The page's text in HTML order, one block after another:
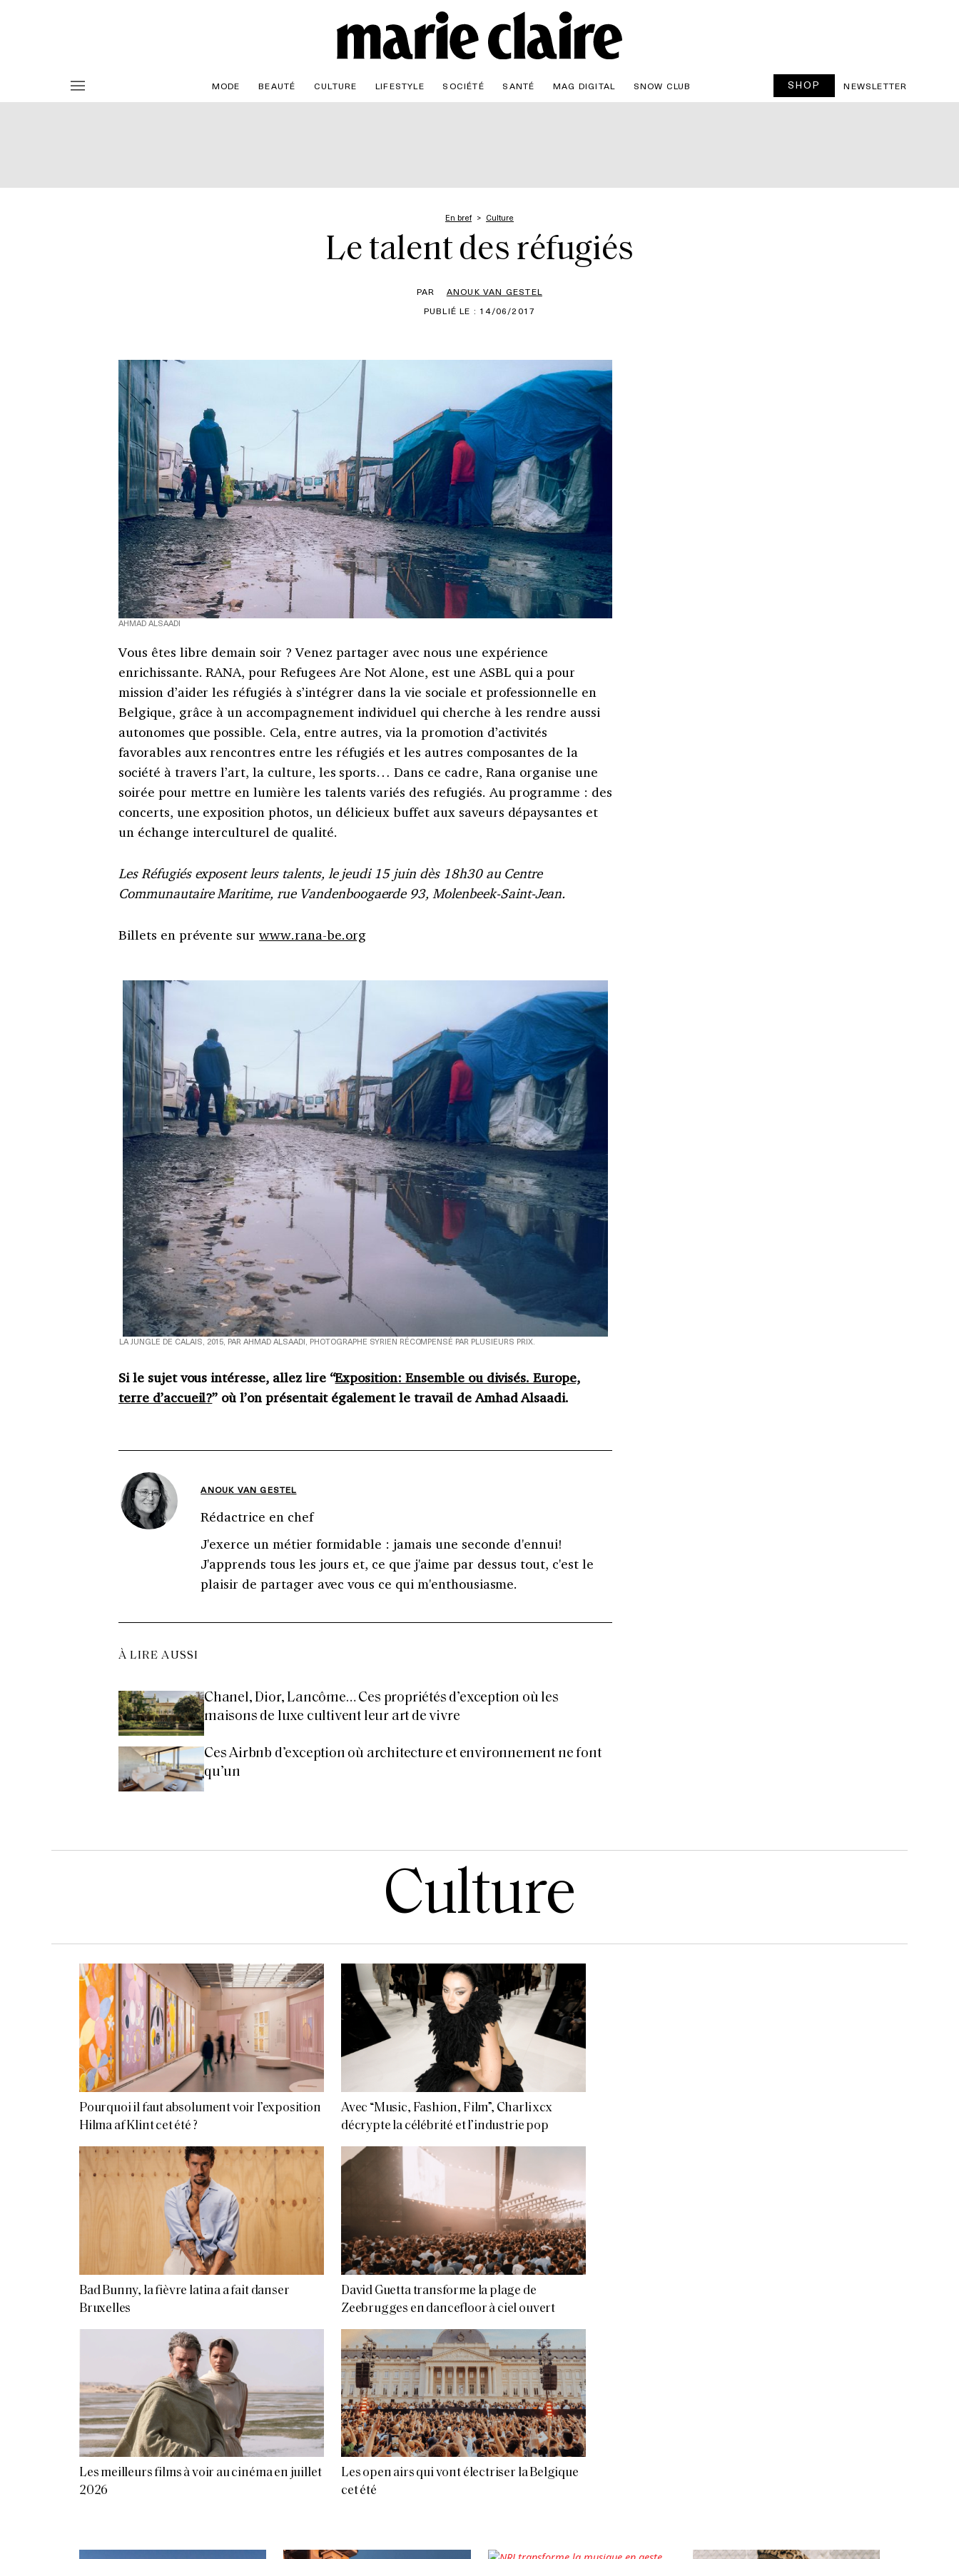
MODE BEAUTÉ CULTURE LIFESTYLE SOCIÉTÉ SANTÉ MAG DIGITAL SNOW CLUB SHOP NEWSLETTER
En bref Culture
Le talent des réfugiés
PAR
ANOUK VAN GESTEL
PUBLIÉ LE : 14/06/2017
AHMAD ALSAADI
Vous êtes libre demain soir ? Venez partager avec nous une expérience
enrichissante. RANA, pour Refugees Are Not Alone, est une ASBL qui a pour
mission d’aider les réfugiés à s’intégrer dans la vie sociale et professionnelle en
Belgique, grâce à un accompagnement individuel qui cherche à les rendre aussi
autonomes que possible. Cela, entre autres, via la promotion d’activités
favorables aux rencontres entre les réfugiés et les autres composantes de la
société à travers l’art, la culture, les sports… Dans ce cadre, Rana organise une
soirée pour mettre en lumière les talents variés des refugiés. Au programme : des
concerts, une exposition photos, un délicieux buffet aux saveurs dépaysantes et
un échange interculturel de qualité.
Les Réfugiés exposent leurs talents, le jeudi 15 juin dès 18h30 au Centre
Communautaire Maritime, rue Vandenboogaerde 93, Molenbeek-Saint-Jean.
Billets en prévente surwww.rana-be.org
LA JUNGLE DE CALAIS, 2015, PAR AHMAD ALSAADI, PHOTOGRAPHE SYRIEN RÉCOMPENSÉ PAR PLUSIEURS PRIX.
Si le sujet vous intéresse, allez lire “Exposition: Ensemble ou divisés. Europe,
terre d’accueil?” où l’on présentait également le travail de Amhad Alsaadi.
ANOUK VAN GESTEL
Rédactrice en chef
J'exerce un métier formidable : jamais une seconde d'ennui!
J'apprends tous les jours et, ce que j'aime par dessus tout, c'est le
plaisir de partager avec vous ce qui m'enthousiasme.
À LIRE AUSSI
Chanel, Dior, Lancôme… Ces propriétés d’exception où les
maisons de luxe cultivent leur art de vivre
Ces Airbnb d’exception où architecture et environnement ne font
qu’un
Culture
Pourquoi il faut absolument voir l’exposition
Hilma af Klint cet été ?
Avec “Music, Fashion, Film”, Charli xcx
décrypte la célébrité et l’industrie pop
Bad Bunny, la fièvre latina a fait danser
Bruxelles
David Guetta transforme la plage de
Zeebrugges en dancefloor à ciel ouvert
Les meilleurs films à voir au cinéma en juillet
2026
Les open airs qui vont électriser la Belgique
cet été